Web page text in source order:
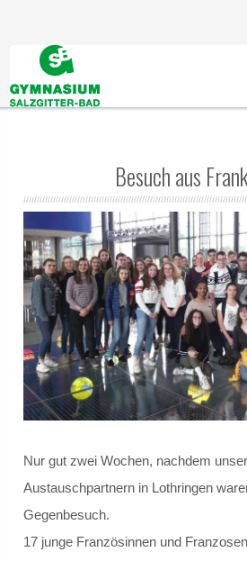
rezept/https://gymszbad.de/elvanse-
AKTUELLES
IServ
Wir helfen gerne weiter
Fanshop des GSB
Präsentation vom 16.2.26
ÜBER UNS
Schüler
Kollegium
Schulleitung und Koordinatoren
Besuch aus
Nur gut zwei Wochen, nachdem
Austauschpartnern in Lothringen
Gegenbesuch.
17 junge Französinnen und